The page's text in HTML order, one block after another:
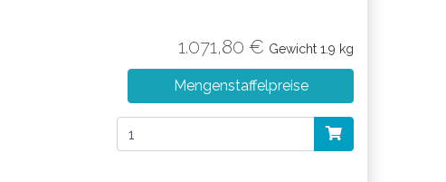
1.071,80 € Gewicht 1.9 kg
Mengenstaffelpreise